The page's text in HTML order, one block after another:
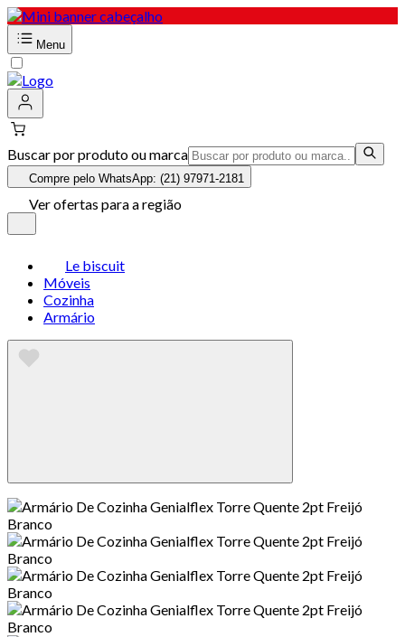
Menu
Buscar por produto ou marca
Compre pelo WhatsApp: (21) 97971-2181
Ver ofertas para a região
Le biscuit
Móveis
Cozinha
Armário